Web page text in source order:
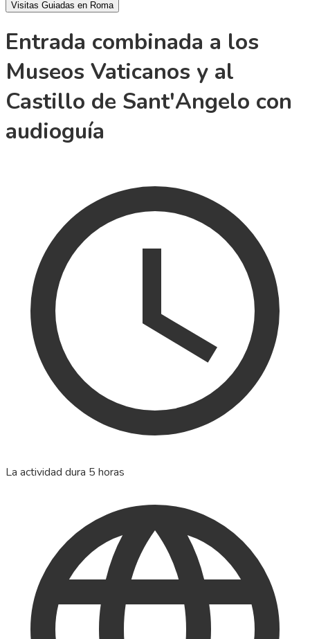
Visitas Guiadas en Roma
Entrada combinada a los
Museos Vaticanos y al
Castillo de Sant'Angelo con
audioguía
La actividad dura 5 horas